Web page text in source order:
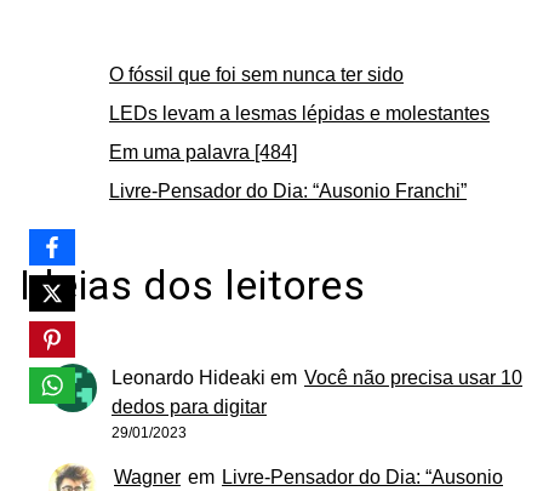
O fóssil que foi sem nunca ter sido
LEDs levam a lesmas lépidas e molestantes
Em uma palavra [484]
Livre-Pensador do Dia: “Ausonio Franchi”
Ideias dos leitores
Leonardo Hideaki em Você não precisa usar 10
dedos para digitar
29/01/2023
Wagner em Livre-Pensador do Dia: “Ausonio